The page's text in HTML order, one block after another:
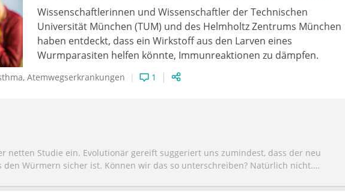
Wissenschaftlerinnen und Wissenschaftler der Technischen
Universität München (TUM) und des Helmholtz Zentrums München
haben entdeckt, dass ein Wirkstoff aus den Larven eines
Wurmparasiten helfen könnte, Immunreaktionen zu dämpfen.
Atemwegserkrankungen 1
netten Studie ein. Evolutionär gereift suggeriert uns zumindest, dass der neu
den Würmern sicher ist. Können wir das so unterschreiben? Natürlich nicht.